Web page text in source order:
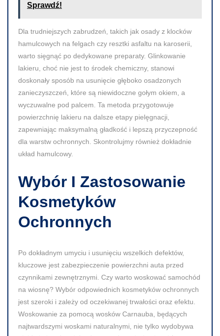
Sprawdź!
Dla trudniejszych zabrudzeń, takich jak osady z klocków
hamulcowych na felgach czy resztki asfaltu na karoserii,
warto sięgnąć po dedykowane preparaty. Glinkowanie
lakieru, choć nie jest to środek chemiczny, stanowi
doskonały sposób na usunięcie głęboko osadzonych
zanieczyszczeń, które są niewidoczne gołym okiem, a
wyczuwalne pod palcem. Ta metoda przygotowuje
powierzchnię lakieru na dalsze etapy pielęgnacji,
zapewniając maksymalną gładkość i lepszą przyczepność
dla warstw ochronnych. Skontrolujmy również dokładnie
układ hamulcowy.
Wybór I Zastosowanie
Kosmetyków
Ochronnych
Po dokładnym umyciu i usunięciu wszelkich defektów,
kluczowe jest zabezpieczenie powierzchni auta przed
czynnikami zewnętrznymi. Czy warto woskować samochód
na wiosnę? Wybór odpowiednich kosmetyków ochronnych
jest szeroki i zależy od oczekiwanej trwałości oraz efektu.
Woskowanie za pomocą wosków Carnauba, będących
najtwardszymi woskami naturalnymi, nie tylko wydobywa